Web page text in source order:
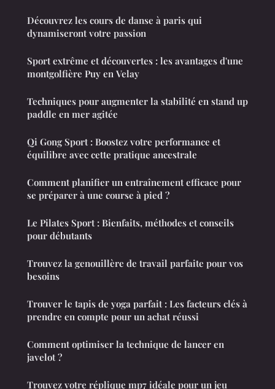
Découvrez les cours de danse à paris qui
dynamiseront votre passion
Sport extrême et découvertes : les avantages d'une
montgolfière Puy en Velay
Techniques pour augmenter la stabilité en stand up
paddle en mer agitée
Qi Gong Sport : Boostez votre performance et
équilibre avec cette pratique ancestrale
Comment planifier un entraînement efficace pour
se préparer à une course à pied ?
Le Pilates Sport : Bienfaits, méthodes et conseils
pour débutants
Trouvez la genouillère de travail parfaite pour vos
besoins
Trouver le tapis de yoga parfait : Les facteurs clés à
prendre en compte pour un achat réussi
Comment optimiser la technique de lancer en
javelot ?
Trouvez votre réplique mp7 idéale pour un jeu